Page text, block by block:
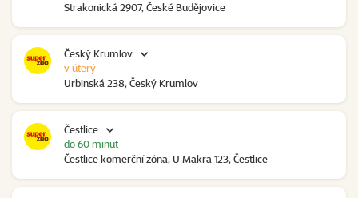
Strakonická 2907, České Budějovice
Český Krumlov
Urbinská 238, Český Krumlov
v úterý
Čestlice
Čestlice komerční zóna, U Makra 123, Čestlice
do 60 minut